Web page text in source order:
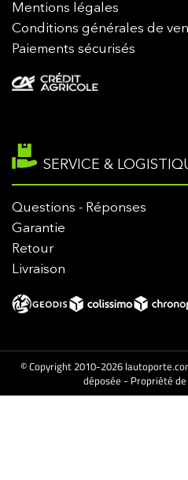
Mentions légales
Conditions générales de
Paiements sécurisés
SERVICE &
Questions - Réponses
Garantie
Retour
Livraison
© Copyright 2010-2026
déposée - Propriété